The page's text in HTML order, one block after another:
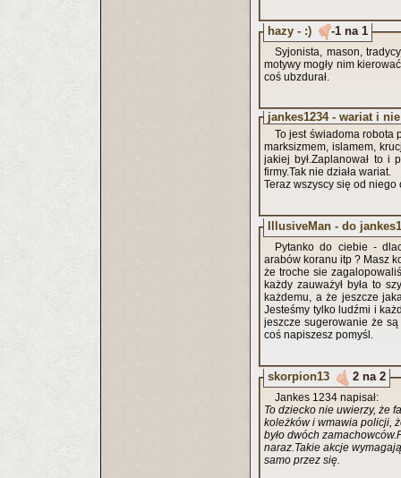
hazy - :) -1 na 1
Syjonista, mason,
motywy mogły nim
coś ubzdurał.
jankes1234 - wariat i
To jest świadoma robota
marksizmem, islamem,
jakiej był.Zaplanował to i
firmy.Tak nie działa wariat.
Teraz wszyscy się od
IllusiveMan - do
Pytanko do ciebie -
arabów koranu itp ? Masz
że troche sie
każdy zauważył była to
każdemu, a że jeszcze
Jesteśmy tylko ludźmi i
jeszcze sugerowanie że
coś napiszesz pomyśl.
skorpion13 2 na 2
Jankes 1234 napisał:
To dziecko nie uwierzy, że
koleżków i wmawia policji,
było dwóch
naraz.Takie akcje
samo przez się.